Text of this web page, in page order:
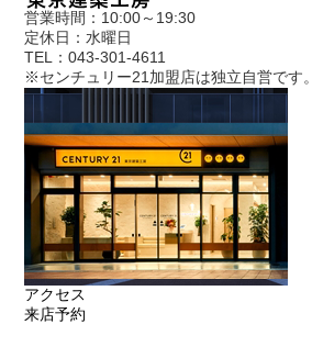
営業時間：10:00～19:30
定休日：水曜日
TEL：043-301-4611
※センチュリー21加盟店は独立自営です。
アクセス
来店予約